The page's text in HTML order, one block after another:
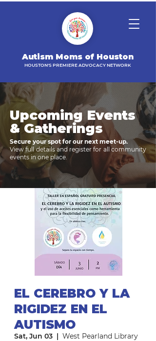
Autism Moms of Houston
HOUSTON'S PREMIERE ADVOCACY NETWORK
Upcoming Events
& Gatherings
Secure your spot for our next meet-up.
View full details and register for all community
events in one place.
EL CEREBRO Y LA
RIGIDEZ EN EL
AUTISMO
Sat, Jun 03
  |
West Pearland Library